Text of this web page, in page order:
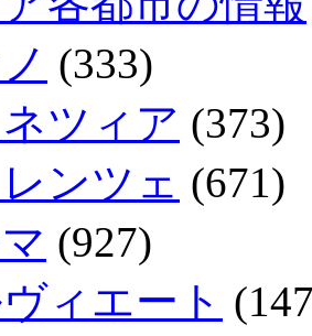
(333)
ツィア (373)
ンツェ (671)
(927)
ィエート